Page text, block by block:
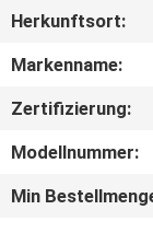
ÜBER
UNS
FABRIK-
AUSFLUG
Herkunftsort:
Markenname:
Zertifizierung:
Modellnummer:
Min